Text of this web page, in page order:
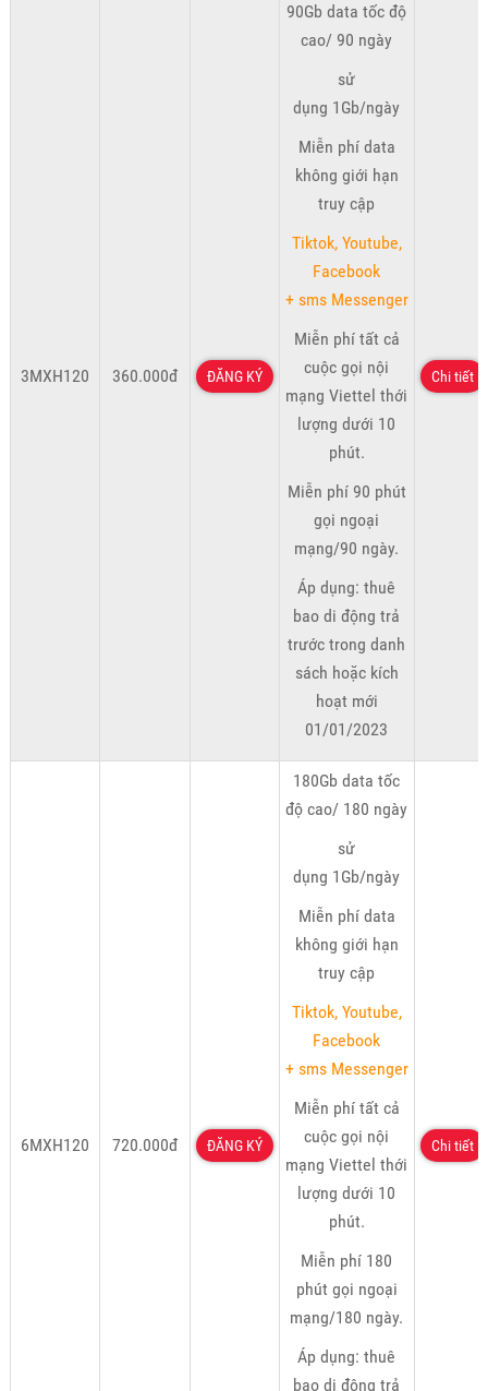
3MXH120 360.000đ ĐĂNG KÝ
90Gb data tốc độ
cao/ 90 ngày
sử
dụng 1Gb/ngày
Miễn phí data
không giới hạn
truy cập
Tiktok, Youtube,
Facebook
+ sms Messenger
Miễn phí tất cả
cuộc gọi nội
mạng Viettel thới
lượng dưới 10
phút.
Miễn phí 90 phút
gọi ngoại
mạng/90 ngày.
Áp dụng: thuê
bao di động trả
trước trong danh
sách hoặc kích
hoạt mới
01/01/2023
Chi tiết
6MXH120 720.000đ ĐĂNG KÝ
180Gb data tốc
độ cao/ 180 ngày
sử
dụng 1Gb/ngày
Miễn phí data
không giới hạn
truy cập
Tiktok, Youtube,
Facebook
+ sms Messenger
Miễn phí tất cả
cuộc gọi nội
mạng Viettel thới
lượng dưới 10
phút.
Miễn phí 180
phút gọi ngoại
mạng/180 ngày.
Áp dụng: thuê
bao di động trả
Chi tiết